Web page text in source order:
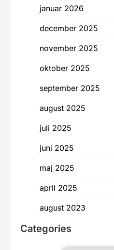
januar 2026
december 2025
november 2025
oktober 2025
september 2025
august 2025
juli 2025
juni 2025
maj 2025
april 2025
august 2023
Categories